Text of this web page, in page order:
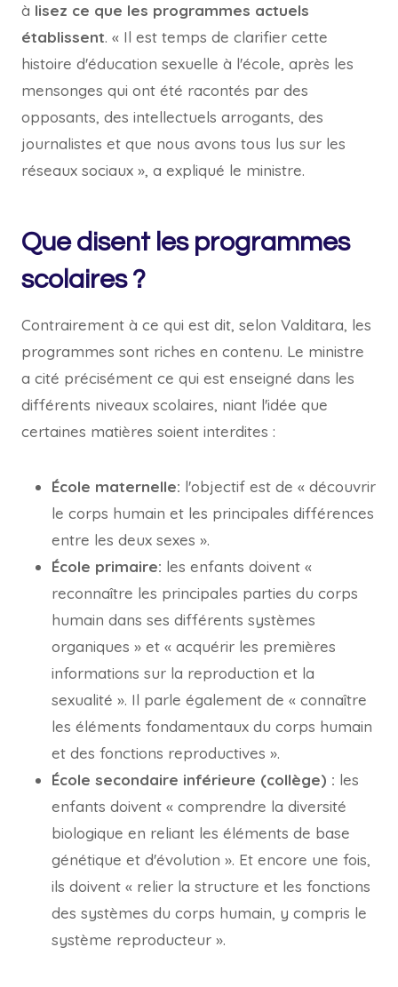
à lisez ce que les programmes actuels
établissent. « Il est temps de clarifier cette
histoire d'éducation sexuelle à l'école, après les
mensonges qui ont été racontés par des
opposants, des intellectuels arrogants, des
journalistes et que nous avons tous lus sur les
réseaux sociaux », a expliqué le ministre.
Que disent les programmes
scolaires ?
Contrairement à ce qui est dit, selon Valditara, les
programmes sont riches en contenu. Le ministre
a cité précisément ce qui est enseigné dans les
différents niveaux scolaires, niant l'idée que
certaines matières soient interdites :
École maternelle: l'objectif est de « découvrir
le corps humain et les principales différences
entre les deux sexes ».
École primaire: les enfants doivent «
reconnaître les principales parties du corps
humain dans ses différents systèmes
organiques » et « acquérir les premières
informations sur la reproduction et la
sexualité ». Il parle également de « connaître
les éléments fondamentaux du corps humain
et des fonctions reproductives ».
École secondaire inférieure (collège) : les
enfants doivent « comprendre la diversité
biologique en reliant les éléments de base
génétique et d'évolution ». Et encore une fois,
ils doivent « relier la structure et les fonctions
des systèmes du corps humain, y compris le
système reproducteur ».